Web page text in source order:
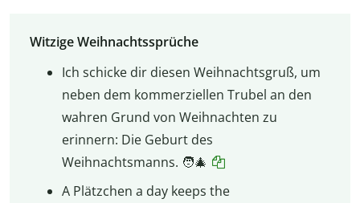
Witzige Weihnachtssprüche
Ich schicke dir diesen Weihnachtsgruß, um
neben dem kommerziellen Trubel an den
wahren Grund von Weihnachten zu
erinnern: Die Geburt des
Weihnachtsmanns. 🧑‍🎄
A Plätzchen a day keeps the